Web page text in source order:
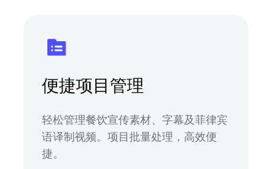
便捷项目管理
轻松管理餐饮宣传素材、字幕及菲律宾
语译制视频。项目批量处理，高效便
捷。